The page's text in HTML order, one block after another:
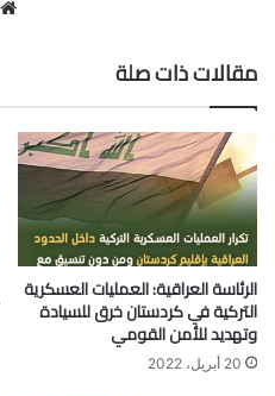
مقالات ذات صلة
الرئاسة العراقية: العمليات العسكرية
التركية في كردستان خرق للسيادة
وتهديد للأمن القومي
20 أبريل، 2022